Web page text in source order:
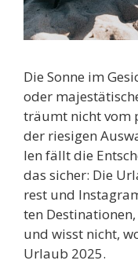
Die Son­ne im
oder
träumt nicht vom
der rie­si­gen
len fällt die
das sicher: Die
rest und
ten
und wisst nicht,
Urlaub 2025.